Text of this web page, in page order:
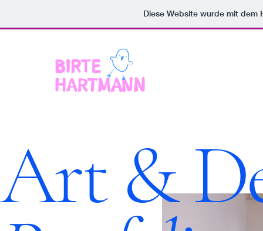
Diese Website wurde mit
Art &